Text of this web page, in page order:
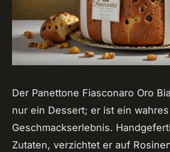
Der Panettone Fiasconaro Oro
nur ein Dessert; er ist ein wahres
Geschmackserlebnis.
Zutaten, verzichtet er auf